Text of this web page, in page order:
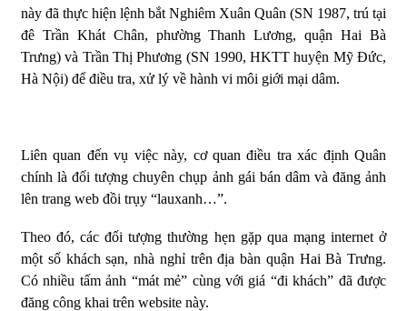
này đã thực hiện lệnh bắt Nghiêm Xuân Quân (SN 1987, trú tại
đê Trần Khát Chân, phường Thanh Lương, quận Hai Bà
Trưng) và Trần Thị Phương (SN 1990, HKTT huyện Mỹ Đức,
Hà Nội) để điều tra, xử lý về hành vi môi giới mại dâm.
Liên quan đến vụ việc này, cơ quan điều tra xác định Quân
chính là đối tượng chuyên chụp ảnh gái bán dâm và đăng ảnh
lên trang web đồi trụy “lauxanh…”.
Theo đó, các đối tượng thường hẹn gặp qua mạng internet ở
một số khách sạn, nhà nghỉ trên địa bàn quận Hai Bà Trưng.
Có nhiều tấm ảnh “mát mẻ” cùng với giá “đi khách” đã được
đăng công khai trên website này.